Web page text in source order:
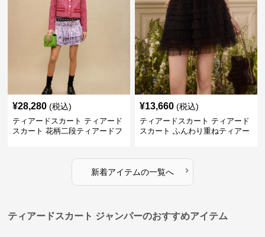
¥28,280 (税込)
ティアードスカート ティアード
スカート 花柄二段ティアードフ
¥13,660 (税込)
ティアードスカート ティアード
スカート ふんわり重ねティアー
新着アイテムの一覧へ ›
ティアードスカート ジャンパーのおすすめアイテム